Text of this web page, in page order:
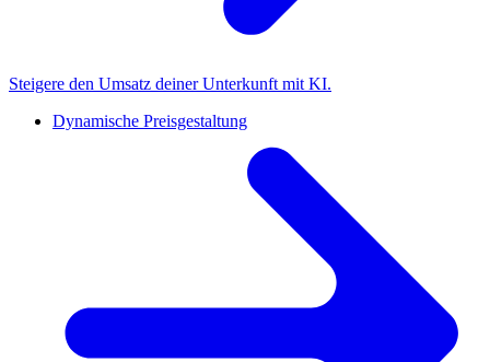
Steigere den Umsatz deiner Unterkunft mit KI.
Dynamische Preisgestaltung